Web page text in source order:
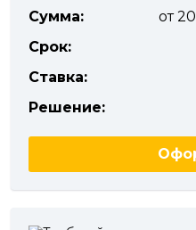
Сумма:
от
Срок:
Ставка:
Решение: